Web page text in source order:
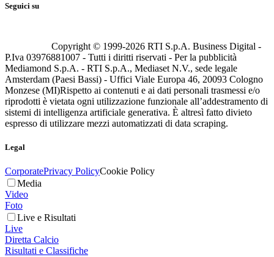
Seguici su
Copyright © 1999-2026 RTI S.p.A. Business Digital -
P.Iva 03976881007 - Tutti i diritti riservati - Per la pubblicità
Mediamond S.p.A. - RTI S.p.A., Mediaset N.V., sede legale
Amsterdam (Paesi Bassi) - Uffici Viale Europa 46, 20093 Cologno
Monzese (MI)Rispetto ai contenuti e ai dati personali trasmessi e/o
riprodotti è vietata ogni utilizzazione funzionale all’addestramento di
sistemi di intelligenza artificiale generativa. È altresì fatto divieto
espresso di utilizzare mezzi automatizzati di data scraping.
Legal
CorporatePrivacy PolicyCookie Policy
Media
Video
Foto
Live e Risultati
Live
Diretta Calcio
Risultati e Classifiche